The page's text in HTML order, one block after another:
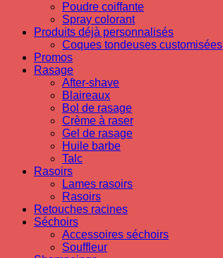
Poudre coiffante
Spray colorant
Produits déjà personnalisés
Coques tondeuses customisées
Promos
Rasage
After-shave
Blaireaux
Bol de rasage
Crème à raser
Gel de rasage
Huile barbe
Talc
Rasoirs
Lames rasoirs
Rasoirs
Retouches racines
Séchoirs
Accessoires séchoirs
Souffleur